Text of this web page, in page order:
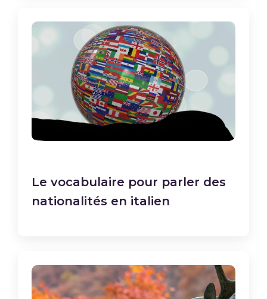
Le vocabulaire pour parler des
nationalités en italien